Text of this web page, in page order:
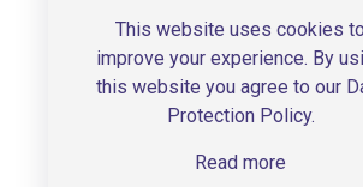
This website uses cookies to
improve your experience. By
this website you agree to our
Protection Policy.
Read more